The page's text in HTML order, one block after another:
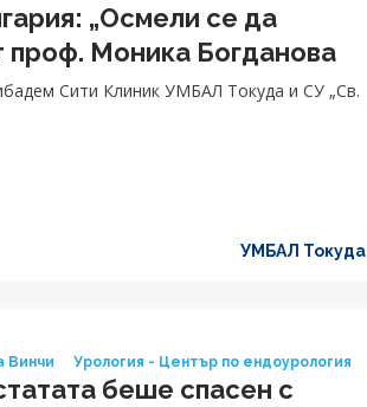
„Осмели се да
проф. Моника Богданова
Сити Клиник УМБАЛ Токуда и СУ „Св.
УМБАЛ Токуда
Винчи Урология - Център по ендоурология
беше спасен с